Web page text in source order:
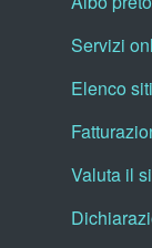
Servizi
Elenco
Valuta il